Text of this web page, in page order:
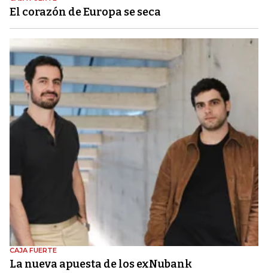
El corazón de Europa se seca
CAJA FUERTE
La nueva apuesta de los exNubank